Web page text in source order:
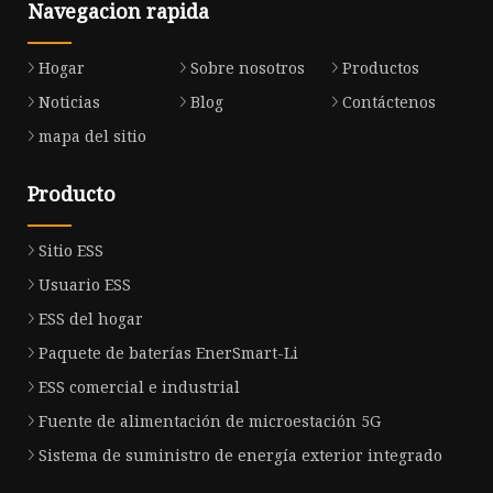
Navegacion rapida
Hogar Sobre nosotros
Productos
Noticias
Blog
Contáctenos
mapa del sitio
Producto
Sitio ESS
Usuario ESS
ESS del hogar
Paquete de baterías EnerSmart-Li
ESS comercial e industrial
Fuente de alimentación de microestación 5G
Sistema de suministro de energía exterior integrado